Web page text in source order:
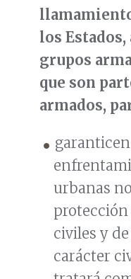
los
grupos
que son
armados,
urbanas
protección
civiles y
carácter